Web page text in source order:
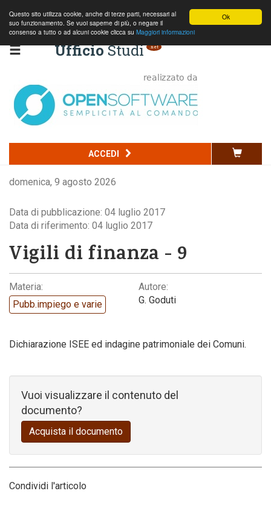
Ok
Questo sito utilizza cookie, anche di terze parti, necessari al
suo funzionamento. Se vuoi saperne di più, o negare il
consenso a tutto o ad alcuni cookie clicca su Maggiori informazioni
UfficioStudi .net
ACCEDI
domenica, 9 agosto 2026
Codice della strada
Commercio
Edilizia e ambiente
Normativa nazionale
Codice della strada
Data di pubblicazione: 04 luglio 2017
Data di riferimento: 04 luglio 2017
Vigili di finanza - 9
Materia:
Pubb.impiego e varie
Autore:
G. Goduti
Dichiarazione ISEE ed indagine patrimoniale dei Comuni.
Vuoi visualizzare il contenuto del
documento?
Acquista il documento
Condividi l'articolo